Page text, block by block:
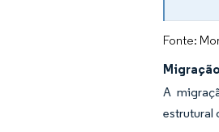
Fonte:
A
estrutural